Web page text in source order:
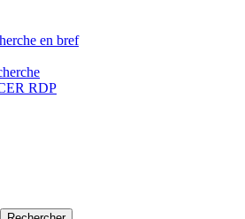
en bref
RDP